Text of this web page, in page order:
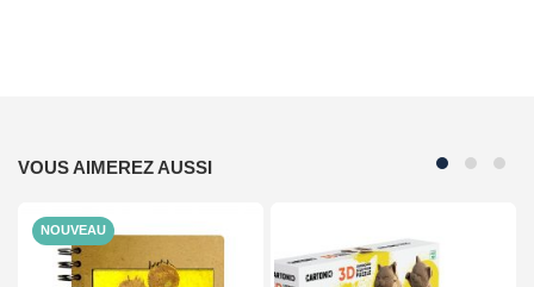
VOUS AIMEREZ AUSSI
NOUVEAU